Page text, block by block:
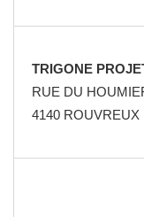
TRIGONE
RUE DU
4140 ROUVREUX